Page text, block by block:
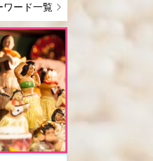
ワード一覧